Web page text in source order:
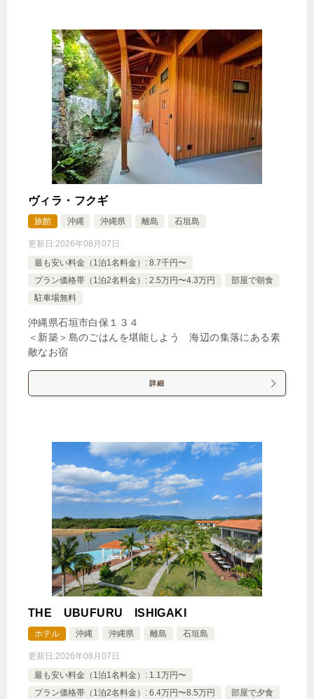
ヴィラ・フクギ
旅館 沖縄 沖縄県 離島 石垣島
更新日:2026年08月07日
最も安い料金（1泊1名料金）: 8.7千円〜
プラン価格帯（1泊2名料金）: 2.5万円〜4.3万円
部屋で朝食
駐車場無料
沖縄県石垣市白保１３４
＜新築＞島のごはんを堪能しよう 海辺の集落にある素
敵なお宿
詳細
THE UBUFURU ISHIGAKI
ホテル 沖縄 沖縄県 離島 石垣島
更新日:2026年08月07日
最も安い料金（1泊1名料金）: 1.1万円〜
プラン価格帯（1泊2名料金）: 6.4万円〜8.5万円
部屋で夕食